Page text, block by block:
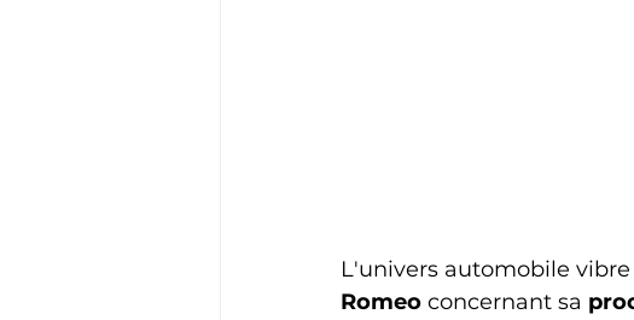
L'univers automobile
Romeo concernant sa